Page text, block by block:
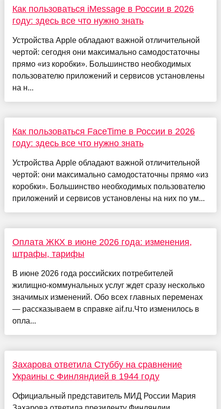
Как пользоваться iMessage в России в 2026
году: здесь все что нужно знать
Устройства Apple обладают важной отличительной
чертой: сегодня они максимально самодостаточны
прямо «из коробки». Большинство необходимых
пользователю приложений и сервисов установлены
на н...
Как пользоваться FaceTime в России в 2026
году: здесь все что нужно знать
Устройства Apple обладают важной отличительной
чертой: они максимально самодостаточны прямо «из
коробки». Большинство необходимых пользователю
приложений и сервисов установлены на них по ум...
Оплата ЖКХ в июне 2026 года: изменения,
штрафы, тарифы
В июне 2026 года российских потребителей
жилищно-коммунальных услуг ждет сразу несколько
значимых изменений. Обо всех главных переменах
— рассказываем в справке aif.ru.Что изменилось в
опла...
Захарова ответила Стуббу на сравнение
Украины с Финляндией в 1944 году
Официальный представитель МИД России Мария